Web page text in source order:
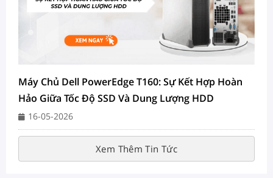
Máy Chủ Dell PowerEdge T160: Sự Kết Hợp Hoàn
Hảo Giữa Tốc Độ SSD Và Dung Lượng HDD
16-05-2026
Xem Thêm Tin Tức